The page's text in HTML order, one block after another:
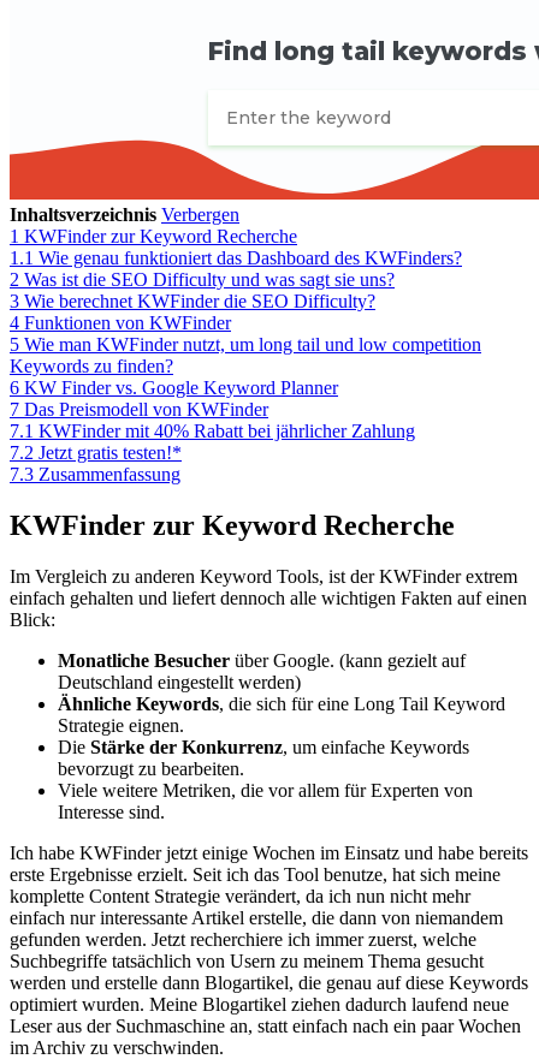
Inhaltsverzeichnis Verbergen
1 KWFinder zur Keyword Recherche
1.1 Wie genau funktioniert das Dashboard des KWFinders?
2 Was ist die SEO Difficulty und was sagt sie uns?
3 Wie berechnet KWFinder die SEO Difficulty?
4 Funktionen von KWFinder
5 Wie man KWFinder nutzt, um long tail und low competition
Keywords zu finden?
6 KW Finder vs. Google Keyword Planner
7 Das Preismodell von KWFinder
7.1 KWFinder mit 40% Rabatt bei jährlicher Zahlung
7.2 Jetzt gratis testen!*
7.3 Zusammenfassung
KWFinder zur Keyword Recherche
Im Vergleich zu anderen Keyword Tools, ist der KWFinder extrem
einfach gehalten und liefert dennoch alle wichtigen Fakten auf einen
Blick:
Monatliche Besucher über Google. (kann gezielt auf
Deutschland eingestellt werden)
Ähnliche Keywords, die sich für eine Long Tail Keyword
Strategie eignen.
Die Stärke der Konkurrenz, um einfache Keywords
bevorzugt zu bearbeiten.
Viele weitere Metriken, die vor allem für Experten von
Interesse sind.
Ich habe KWFinder jetzt einige Wochen im Einsatz und habe bereits
erste Ergebnisse erzielt. Seit ich das Tool benutze, hat sich meine
komplette Content Strategie verändert, da ich nun nicht mehr
einfach nur interessante Artikel erstelle, die dann von niemandem
gefunden werden. Jetzt recherchiere ich immer zuerst, welche
Suchbegriffe tatsächlich von Usern zu meinem Thema gesucht
werden und erstelle dann Blogartikel, die genau auf diese Keywords
optimiert wurden. Meine Blogartikel ziehen dadurch laufend neue
Leser aus der Suchmaschine an, statt einfach nach ein paar Wochen
im Archiv zu verschwinden.